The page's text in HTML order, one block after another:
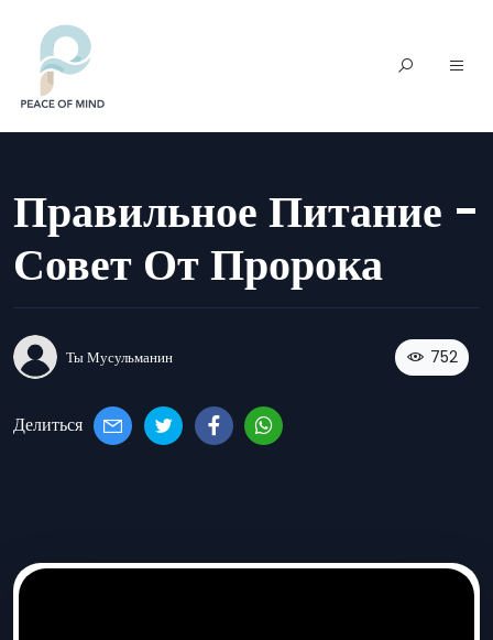
Правильное Питание -
Совет От Пророка
Ты Мусульманин 752
Делиться